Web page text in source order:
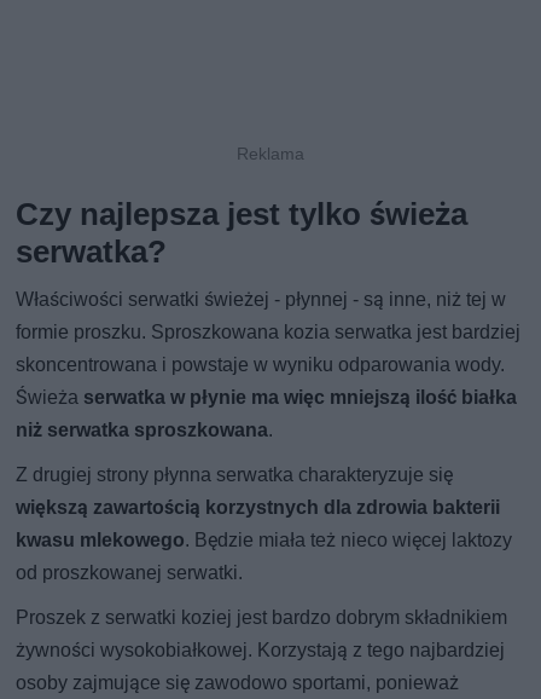
Czy najlepsza jest tylko świeża
serwatka?
Właściwości serwatki świeżej - płynnej - są inne, niż tej w
formie proszku. Sproszkowana kozia serwatka jest bardziej
skoncentrowana i powstaje w wyniku odparowania wody.
Świeża serwatka w płynie ma więc mniejszą ilość białka
niż serwatka sproszkowana.
Z drugiej strony płynna serwatka charakteryzuje się
większą zawartością korzystnych dla zdrowia bakterii
kwasu mlekowego. Będzie miała też nieco więcej laktozy
od proszkowanej serwatki.
Proszek z serwatki koziej jest bardzo dobrym składnikiem
żywności wysokobiałkowej. Korzystają z tego najbardziej
osoby zajmujące się zawodowo sportami, ponieważ